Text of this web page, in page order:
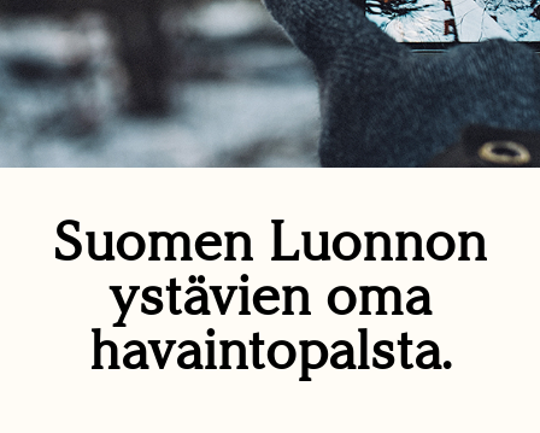
Suomen Luonnon
ystävien oma
havaintopalsta.